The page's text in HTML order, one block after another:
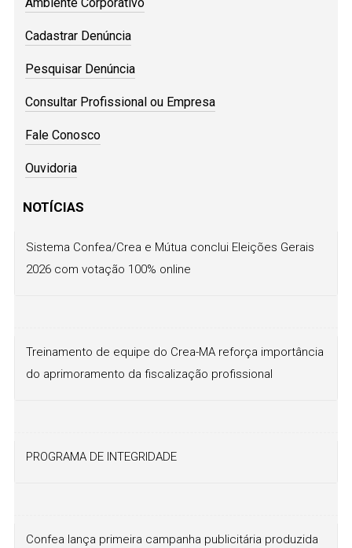
Ambiente Corporativo
Cadastrar Denúncia
Pesquisar Denúncia
Consultar Profissional ou Empresa
Fale Conosco
Ouvidoria
NOTÍCIAS
Sistema Confea/Crea e Mútua conclui Eleições Gerais
2026 com votação 100% online
Treinamento de equipe do Crea-MA reforça importância
do aprimoramento da fiscalização profissional
PROGRAMA DE INTEGRIDADE
Confea lança primeira campanha publicitária produzida